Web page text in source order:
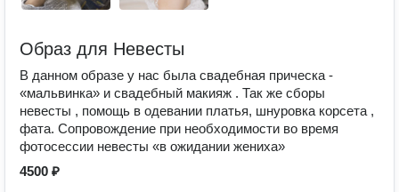
Образ для Невесты
В данном образе у нас была свадебная прическа -
«мальвинка» и свадебный макияж . Так же сборы
невесты , помощь в одевании платья, шнуровка корсета ,
фата. Сопровождение при необходимости во время
фотосессии невесты «в ожидании жениха»
4500 ₽